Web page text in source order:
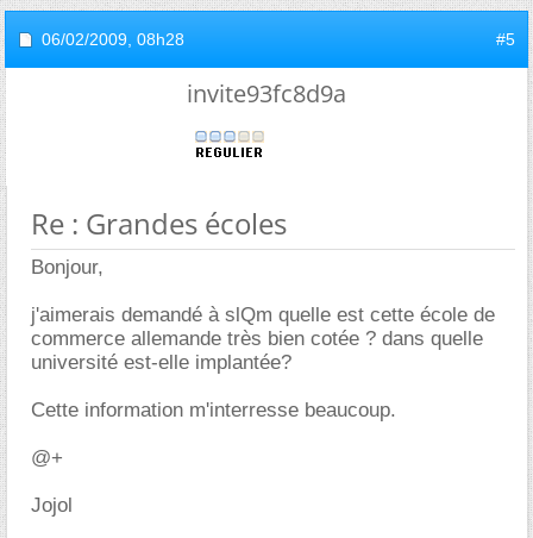
06/02/2009, 08h28 #5
invite93fc8d9a
Re : Grandes écoles
Bonjour,
j'aimerais demandé à slQm quelle est cette école de
commerce allemande très bien cotée ? dans quelle
université est-elle implantée?
Cette information m'interresse beaucoup.
@+
Jojol